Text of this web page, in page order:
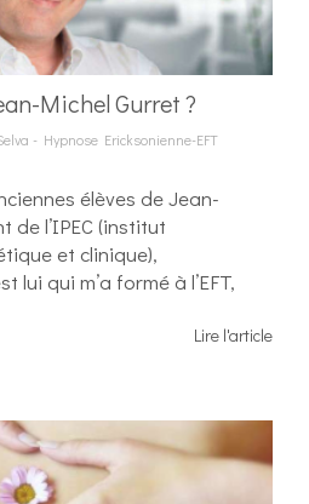
Michel Gurret ?
- Hypnose Ericksonienne-EFT
élèves de Jean-
de l’IPEC (institut
et clinique),
lui qui m’a formé à l’EFT,
Lire l'article